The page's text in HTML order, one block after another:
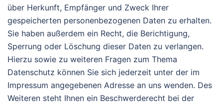
über Herkunft, Empfänger und Zweck Ihrer
gespeicherten personenbezogenen Daten zu erhalten.
Sie haben außerdem ein Recht, die Berichtigung,
Sperrung oder Löschung dieser Daten zu verlangen.
Hierzu sowie zu weiteren Fragen zum Thema
Datenschutz können Sie sich jederzeit unter der im
Impressum angegebenen Adresse an uns wenden. Des
Weiteren steht Ihnen ein Beschwerderecht bei der